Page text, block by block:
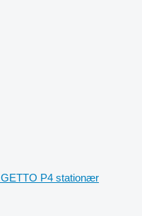
P4 stationær